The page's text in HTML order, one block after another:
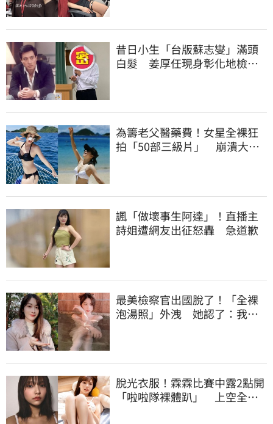
昔日小生「台版蘇志燮」滿頭
白髮 姜厚任現身彰化地檢
為籌老父醫藥費！女星全裸狂
拍「50部三級片」 崩潰大
諷「做壞事生阿達」！直播主
詩姐遭網友出征怒轟 急道歉
最美檢察官出國脫了！「全裸
泡湯照」外洩 她認了：我一
脫光衣服！霖霖比賽中露2點開
「啦啦隊裸體趴」 上空全裸